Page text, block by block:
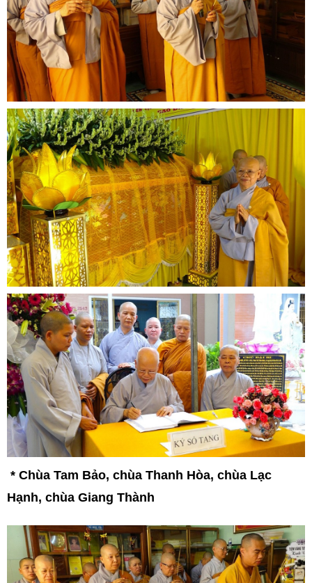
* Chùa Tam Bảo, chùa Thanh Hòa, chùa Lạc
Hạnh, chùa Giang Thành